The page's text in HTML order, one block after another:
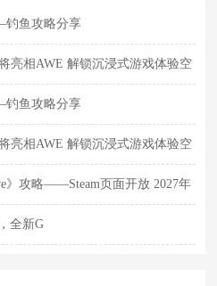
钓鱼攻略分享
亮相AWE 解锁沉浸式游戏体验空
钓鱼攻略分享
亮相AWE 解锁沉浸式游戏体验空
》攻略——Steam页面开放 2027年
全新G